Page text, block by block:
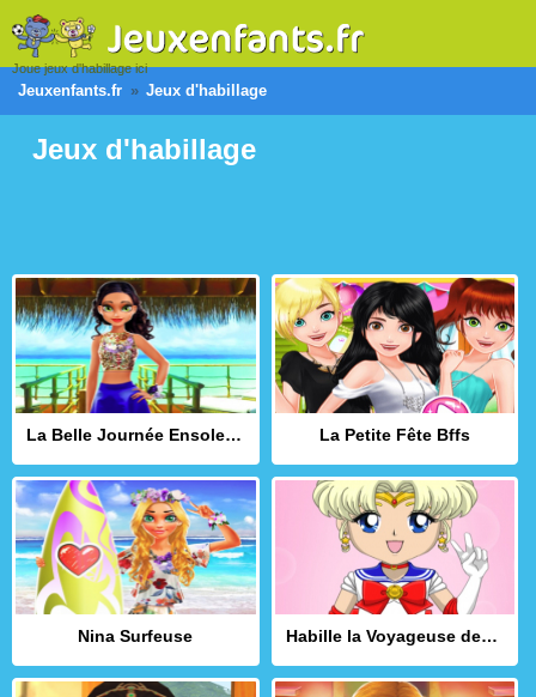
Joue jeux d'habillage ici
Jeuxenfants.fr Jeux d'habillage
Jeux d'habillage
La Belle Journée Ensoleillée de Nina La Petite Fête Bffs
Nina Surfeuse Habille la Voyageuse des Mers